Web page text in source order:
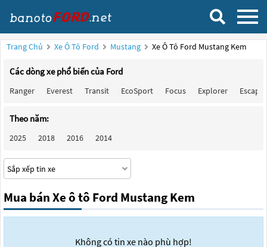
Trang Chủ Xe Ô Tô Ford Mustang Xe Ô Tô Ford Mustang Kem
Các dòng xe phổ biến của Ford
Ranger Everest Transit EcoSport Focus Explorer Escape
Theo năm:
2025 2018 2016 2014
Mua bán Xe ô tô Ford Mustang Kem
Không có tin xe nào phù hợp!